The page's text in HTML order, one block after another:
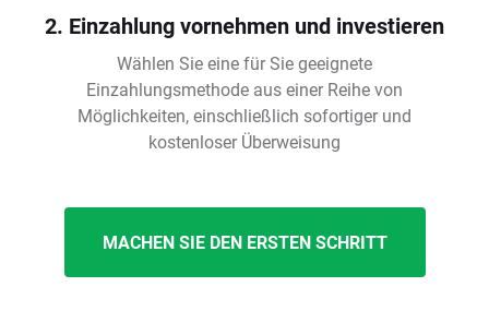
2. Einzahlung vornehmen und investieren
Wählen Sie eine für Sie geeignete
Einzahlungsmethode aus einer Reihe von
Möglichkeiten, einschließlich sofortiger und
kostenloser Überweisung
MACHEN SIE DEN ERSTEN SCHRITT